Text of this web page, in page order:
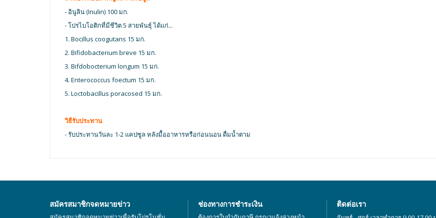
- อินูลิน (Inulin) 100 มก.
- โปรไบโอติกที่มีชีวิต 5 สายพันธุ์ ได้แก่...
1. Bocillus coogutans 15 มก.
2. Bifidobacterium breve 15 มก.
3. Bifdobocterium longum 15 มก.
4. Enterococcus foectum 15 มก.
5. Loctobacillus poracosed 15 มก.
วิธีรับประทาน
- รับประทานวันละ 1-2 แคปซูล หลังมื้ออาหารหรือก่อนนอน ดื่มน้ำตาม
สมัครสมาชิกจดหมายข่าว ช่องทางการชำระเงิน ติดต่อเรา